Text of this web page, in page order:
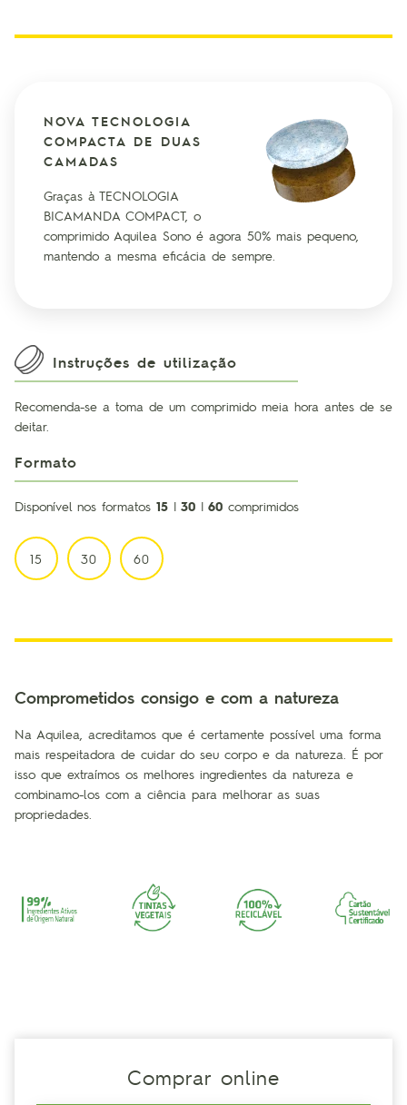
A segunda camada , de libertação retardada, contém
extratos de valeriana, passiflora e papoila da Califórnia
para apoiar um sono reparador durante toda a noite.
Assim, Aquilea Sono favorece um sono reparador, intervindo
tanto no início do sono como ao longo da noite.
NOVA TECNOLOGIA
COMPACTA DE DUAS
CAMADAS
Graças à TECNOLOGIA
BICAMANDA COMPACT, o
comprimido Aquilea Sono é agora 50% mais pequeno,
mantendo a mesma eficácia de sempre.
Instruções de utilização
Recomenda-se a toma de um comprimido meia hora antes de se
deitar.
Formato
Disponível nos formatos 15 | 30 | 60 comprimidos
15 30 60
Comprometidos consigo e com a natureza
Na Aquilea, acreditamos que é certamente possível uma forma
mais respeitadora de cuidar do seu corpo e da natureza. É por
isso que extraímos os melhores ingredientes da natureza e
combinamo-los com a ciência para melhorar as suas
propriedades.
Comprar online